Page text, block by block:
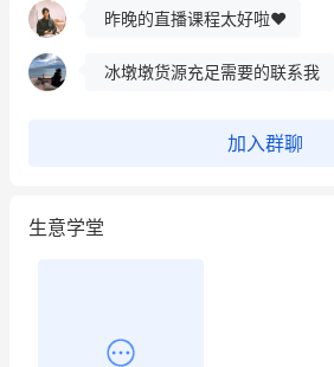
昨晚的直播课程太好啦❤️
冰墩墩货源充足需要的联系我
加入群聊
生意学堂